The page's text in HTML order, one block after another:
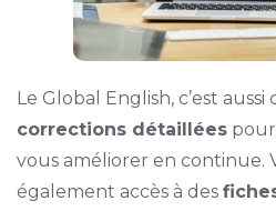
Le Global English, c’est aussi
corrections détailléespour
vous améliorer en continue.
également accès à des